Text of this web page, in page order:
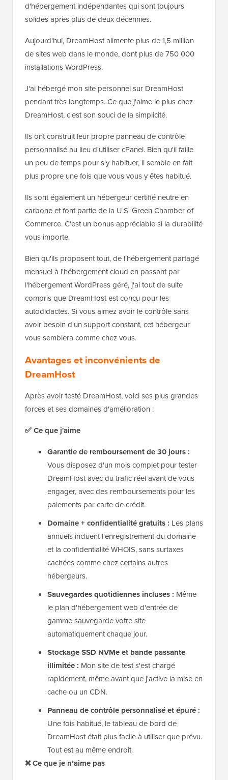
d'hébergement indépendantes qui sont toujours
solides après plus de deux décennies.
Aujourd'hui, DreamHost alimente plus de 1,5 million
de sites web dans le monde, dont plus de 750 000
installations WordPress.
J'ai hébergé mon site personnel sur DreamHost
pendant très longtemps. Ce que j'aime le plus chez
DreamHost, c'est son souci de la simplicité.
Ils ont construit leur propre panneau de contrôle
personnalisé au lieu d'utiliser cPanel. Bien qu'il faille
un peu de temps pour s'y habituer, il semble en fait
plus propre une fois que vous vous y êtes habitué.
Ils sont également un hébergeur certifié neutre en
carbone et font partie de la U.S. Green Chamber of
Commerce. C'est un bonus appréciable si la durabilité
vous importe.
Bien qu'ils proposent tout, de l'hébergement partagé
mensuel à l'hébergement cloud en passant par
l'hébergement WordPress géré, j'ai tout de suite
compris que DreamHost est conçu pour les
autodidactes. Si vous aimez avoir le contrôle sans
avoir besoin d'un support constant, cet hébergeur
vous semblera comme chez vous.
Avantages et inconvénients de
DreamHost
Après avoir testé DreamHost, voici ses plus grandes
forces et ses domaines d'amélioration :
✅ Ce que j'aime
Garantie de remboursement de 30 jours :
Vous disposez d'un mois complet pour tester
DreamHost avec du trafic réel avant de vous
engager, avec des remboursements pour les
paiements par carte de crédit.
Domaine + confidentialité gratuits : Les plans
annuels incluent l'enregistrement du domaine
et la confidentialité WHOIS, sans surtaxes
cachées comme chez certains autres
hébergeurs.
Sauvegardes quotidiennes incluses : Même
le plan d'hébergement web d'entrée de
gamme sauvegarde votre site
automatiquement chaque jour.
Stockage SSD NVMe et bande passante
illimitée : Mon site de test s'est chargé
rapidement, même avant que j'active la mise en
cache ou un CDN.
Panneau de contrôle personnalisé et épuré :
Une fois habitué, le tableau de bord de
DreamHost était plus facile à utiliser que prévu.
Tout est au même endroit.
❌ Ce que je n’aime pas